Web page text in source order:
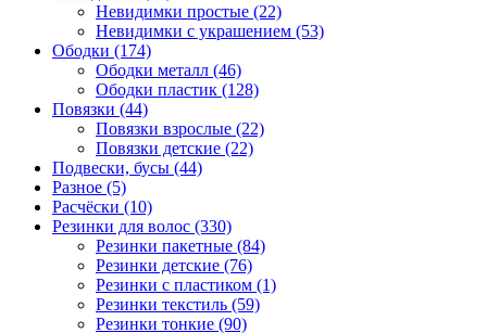
Невидимки простые (22)
Невидимки с украшением (53)
Ободки (174)
Ободки металл (46)
Ободки пластик (128)
Повязки (44)
Повязки взрослые (22)
Повязки детские (22)
Подвески, бусы (44)
Разное (5)
Расчёски (10)
Резинки для волос (330)
Резинки пакетные (84)
Резинки детские (76)
Резинки с пластиком (1)
Резинки текстиль (59)
Резинки тонкие (90)